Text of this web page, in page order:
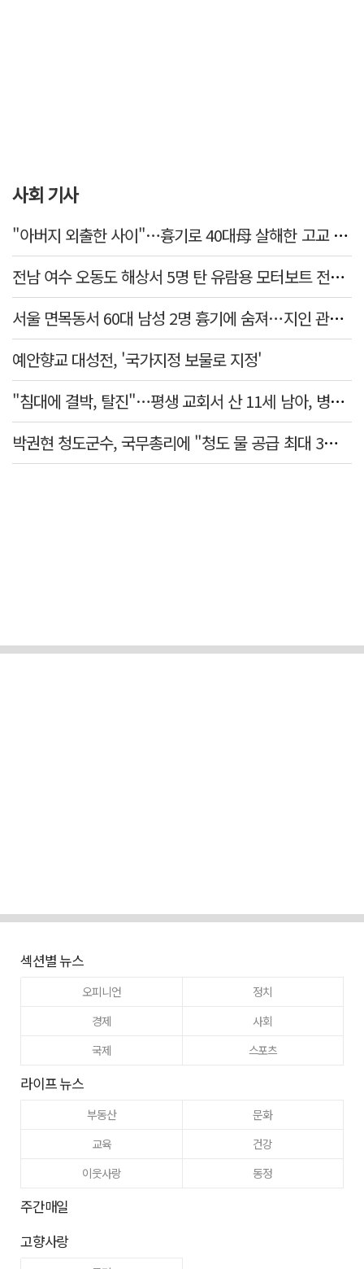
사회 기사
"아버지 외출한 사이"…흉기로 40대母 살해한 고교 자퇴생, 구속 기로에
전남 여수 오동도 해상서 5명 탄 유람용 모터보트 전복…2명 숨져
서울 면목동서 60대 남성 2명 흉기에 숨져…지인 관계로 추정
예안향교 대성전, '국가지정 보물로 지정'
"침대에 결박, 탈진"…평생 교회서 산 11세 남아, 병원 이송 끝 숨져
박권현 청도군수, 국무총리에 "청도 물 공급 최대 3만t 늘려달라"
섹션별 뉴스
오피니언
정치
경제
사회
국제
스포츠
라이프 뉴스
부동산
문화
교육
건강
이웃사랑
동정
주간매일
고향사랑